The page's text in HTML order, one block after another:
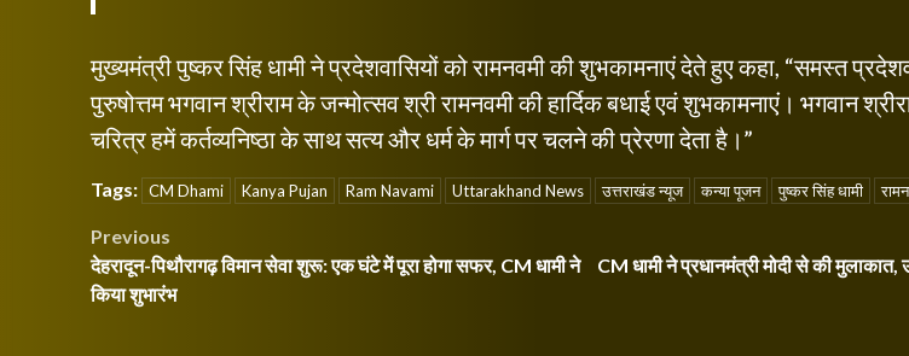
मुख्यमंत्री पुष्कर सिंह धामी ने प्रदेशवासियों को रामनवमी की शुभकामनाएं देते हुए कहा, “समस्त
पुरुषोत्तम भगवान श्रीराम के जन्मोत्सव श्री रामनवमी की हार्दिक बधाई एवं शुभकामनाएं। भगवान
चरित्र हमें कर्तव्यनिष्ठा के साथ सत्य और धर्म के मार्ग पर चलने की प्रेरणा देता है।”
Tags: CM Dhami Kanya Pujan Ram Navami Uttarakhand News उत्तराखंड न्यूज कन्या पूजन पुष्कर सिंह धामी
Post
navigation
Previous
देहरादून-पिथौरागढ़ विमान सेवा शुरू: एक घंटे में पूरा होगा सफर, CM धामी ने
किया शुभारंभ
CM धामी ने प्रधानमंत्री मोदी से की